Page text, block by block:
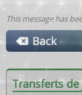
This message has
Back
Transferts